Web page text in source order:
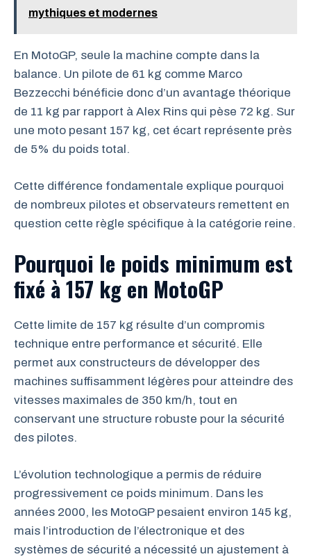
mythiques et modernes
En MotoGP, seule la machine compte dans la
balance. Un pilote de 61 kg comme Marco
Bezzecchi bénéficie donc d’un avantage théorique
de 11 kg par rapport à Alex Rins qui pèse 72 kg. Sur
une moto pesant 157 kg, cet écart représente près
de 5% du poids total.
Cette différence fondamentale explique pourquoi
de nombreux pilotes et observateurs remettent en
question cette règle spécifique à la catégorie reine.
Pourquoi le poids minimum est
fixé à 157 kg en MotoGP
Cette limite de 157 kg résulte d’un compromis
technique entre performance et sécurité. Elle
permet aux constructeurs de développer des
machines suffisamment légères pour atteindre des
vitesses maximales de 350 km/h, tout en
conservant une structure robuste pour la sécurité
des pilotes.
L’évolution technologique a permis de réduire
progressivement ce poids minimum. Dans les
années 2000, les MotoGP pesaient environ 145 kg,
mais l’introduction de l’électronique et des
systèmes de sécurité a nécessité un ajustement à